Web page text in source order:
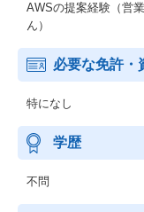
AWSの提案経験（営
ん）
必要な免許・
特になし
学歴
不問